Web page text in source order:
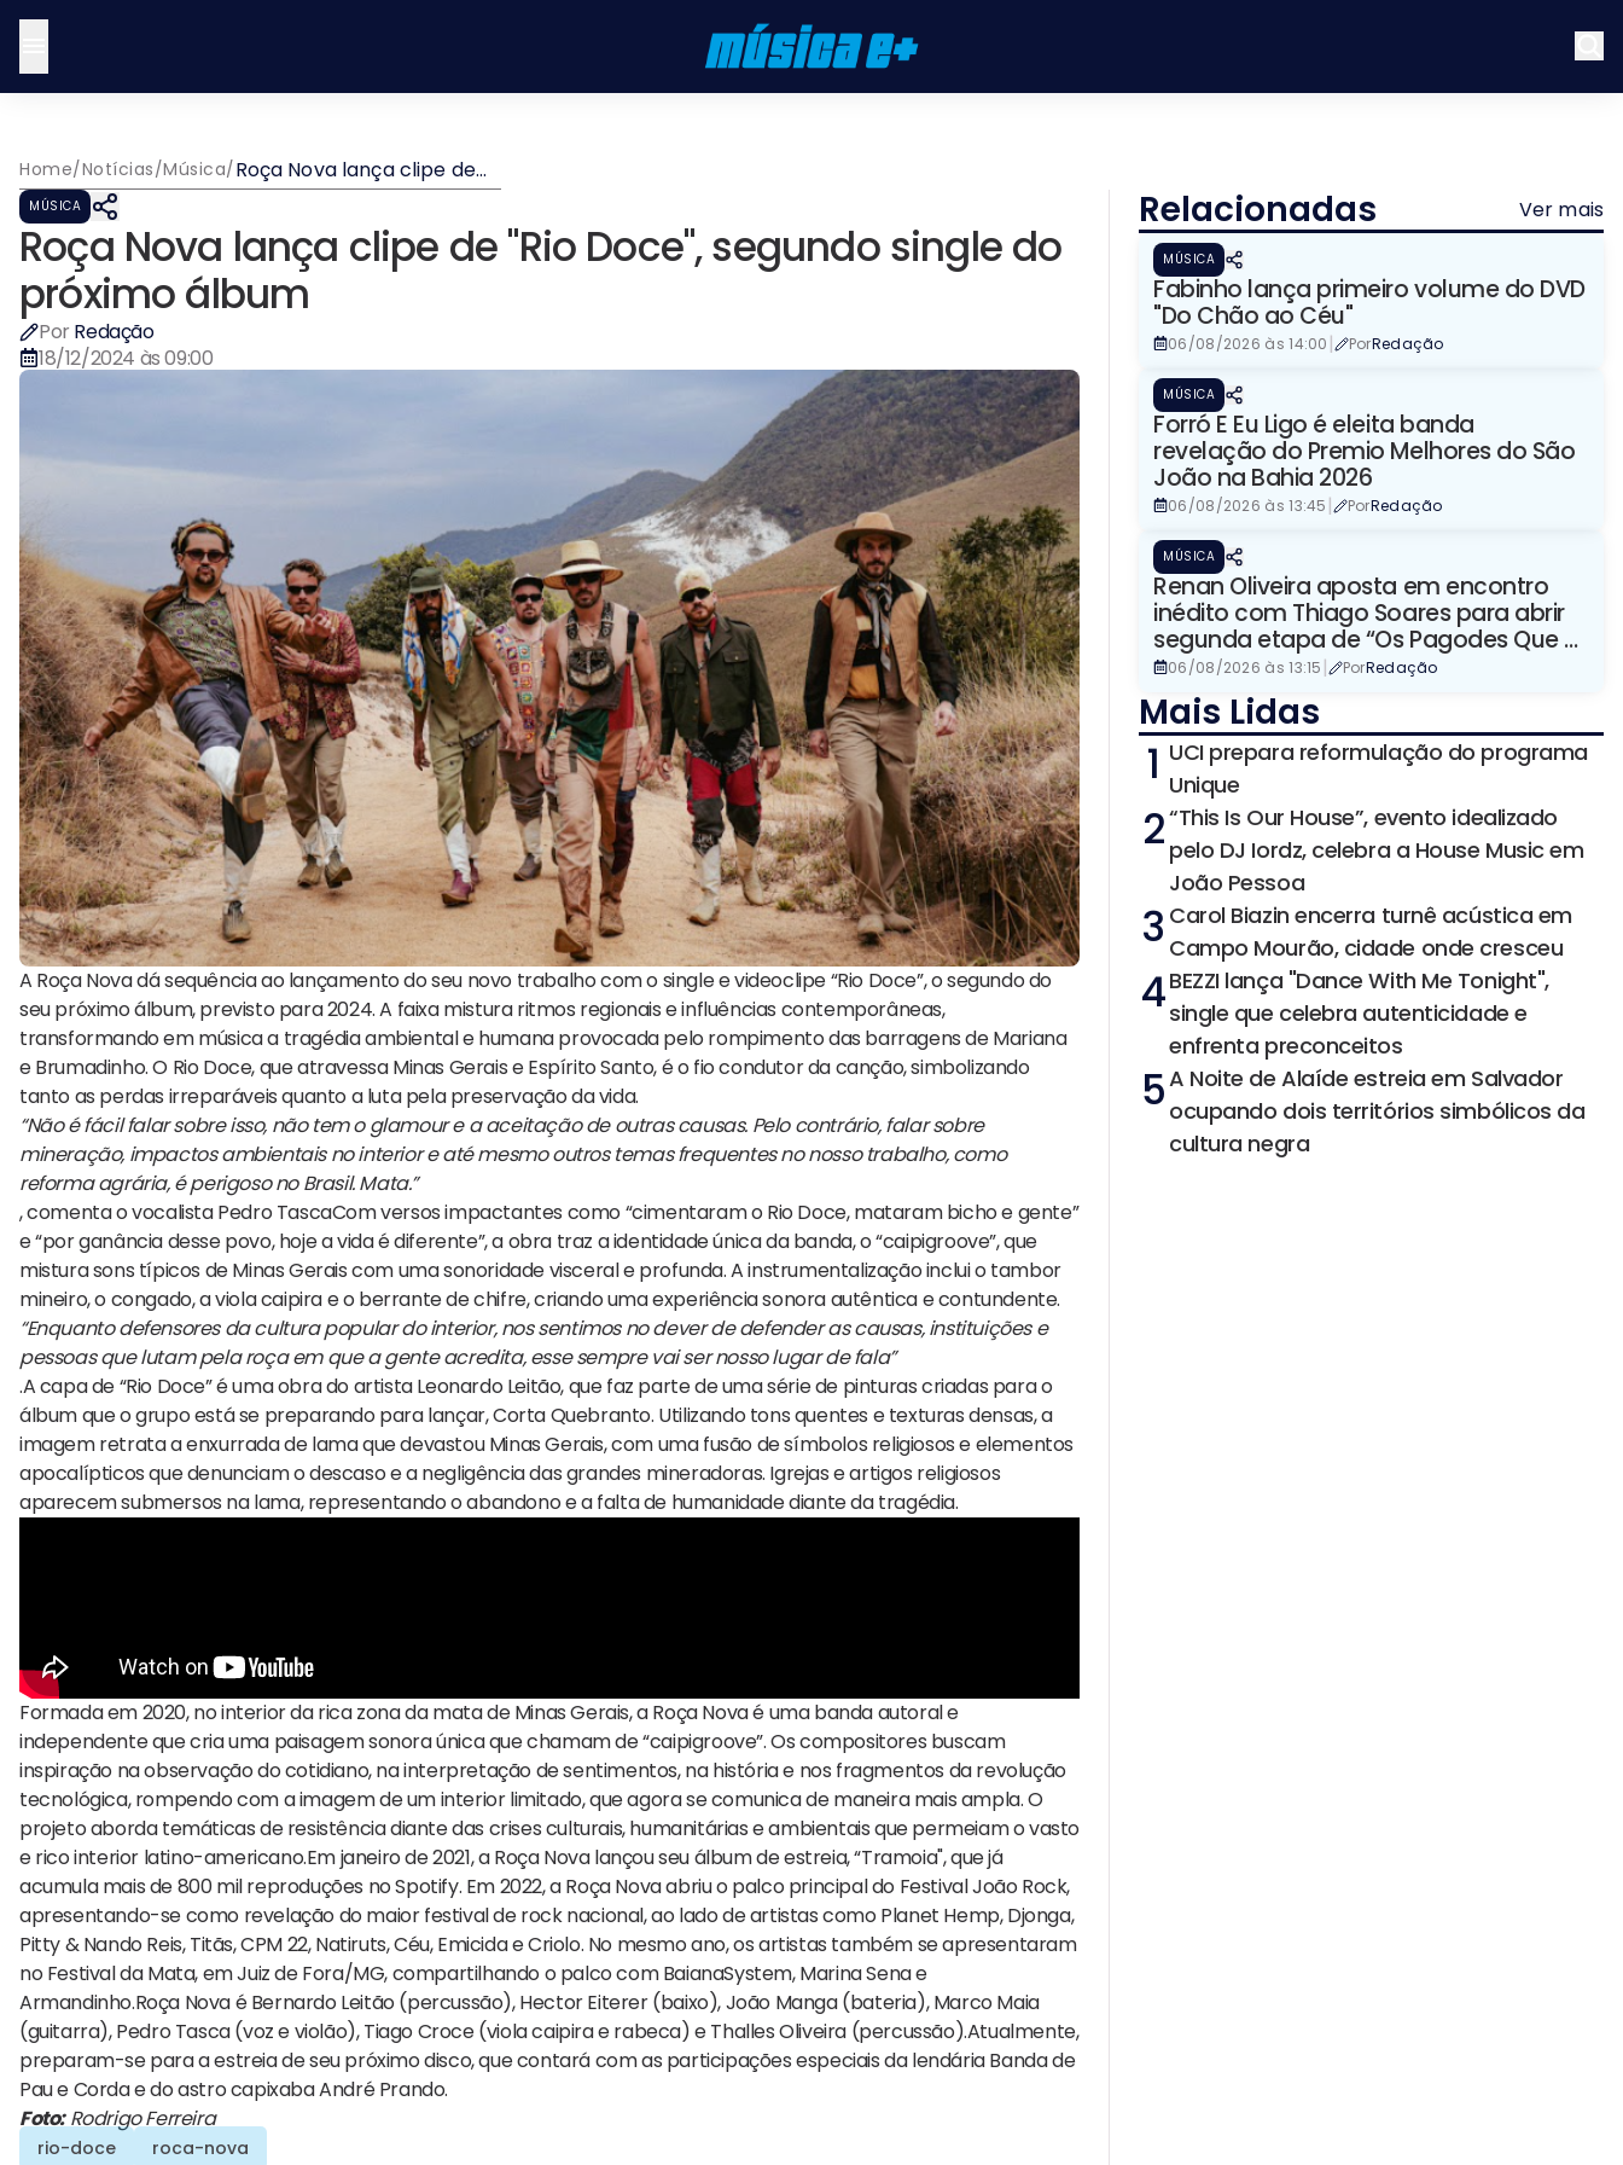
Home/Notícias/Música/Roça Nova lança clipe de
"Rio Doce", segundo single
MÚSICA
Roça Nova lança clipe de "Rio Doce", segundo single do
próximo álbum
Por Redação
18/12/2024 às 09:00
A Roça Nova dá sequência ao lançamento do seu novo trabalho com o single e videoclipe “Rio Doce”, o segundo do
seu próximo álbum, previsto para 2024. A faixa mistura ritmos regionais e influências contemporâneas,
transformando em música a tragédia ambiental e humana provocada pelo rompimento das barragens de Mariana
e Brumadinho. O Rio Doce, que atravessa Minas Gerais e Espírito Santo, é o fio condutor da canção, simbolizando
tanto as perdas irreparáveis quanto a luta pela preservação da vida.
“Não é fácil falar sobre isso, não tem o glamour e a aceitação de outras causas. Pelo contrário, falar sobre
mineração, impactos ambientais no interior e até mesmo outros temas frequentes no nosso trabalho, como
reforma agrária, é perigoso no Brasil. Mata.”
, comenta o vocalista Pedro TascaCom versos impactantes como “cimentaram o Rio Doce, mataram bicho e gente”
e “por ganância desse povo, hoje a vida é diferente”, a obra traz a identidade única da banda, o “caipigroove”, que
mistura sons típicos de Minas Gerais com uma sonoridade visceral e profunda. A instrumentalização inclui o tambor
mineiro, o congado, a viola caipira e o berrante de chifre, criando uma experiência sonora autêntica e contundente.
“Enquanto defensores da cultura popular do interior, nos sentimos no dever de defender as causas, instituições e
pessoas que lutam pela roça em que a gente acredita, esse sempre vai ser nosso lugar de fala”
.A capa de “Rio Doce” é uma obra do artista Leonardo Leitão, que faz parte de uma série de pinturas criadas para o
álbum que o grupo está se preparando para lançar, Corta Quebranto. Utilizando tons quentes e texturas densas, a
imagem retrata a enxurrada de lama que devastou Minas Gerais, com uma fusão de símbolos religiosos e elementos
apocalípticos que denunciam o descaso e a negligência das grandes mineradoras. Igrejas e artigos religiosos
aparecem submersos na lama, representando o abandono e a falta de humanidade diante da tragédia.
Formada em 2020, no interior da rica zona da mata de Minas Gerais, a Roça Nova é uma banda autoral e
independente que cria uma paisagem sonora única que chamam de “caipigroove”. Os compositores buscam
inspiração na observação do cotidiano, na interpretação de sentimentos, na história e nos fragmentos da revolução
tecnológica, rompendo com a imagem de um interior limitado, que agora se comunica de maneira mais ampla. O
projeto aborda temáticas de resistência diante das crises culturais, humanitárias e ambientais que permeiam o vasto
e rico interior latino-americano.Em janeiro de 2021, a Roça Nova lançou seu álbum de estreia, “Tramoia", que já
acumula mais de 800 mil reproduções no Spotify. Em 2022, a Roça Nova abriu o palco principal do Festival João Rock,
apresentando-se como revelação do maior festival de rock nacional, ao lado de artistas como Planet Hemp, Djonga,
Pitty & Nando Reis, Titãs, CPM 22, Natiruts, Céu, Emicida e Criolo. No mesmo ano, os artistas também se apresentaram
no Festival da Mata, em Juiz de Fora/MG, compartilhando o palco com BaianaSystem, Marina Sena e
Armandinho.Roça Nova é Bernardo Leitão (percussão), Hector Eiterer (baixo), João Manga (bateria), Marco Maia
(guitarra), Pedro Tasca (voz e violão), Tiago Croce (viola caipira e rabeca) e Thalles Oliveira (percussão).Atualmente,
preparam-se para a estreia de seu próximo disco, que contará com as participações especiais da lendária Banda de
Pau e Corda e do astro capixaba André Prando.
Foto:Rodrigo Ferreira
rio-doce roca-nova
Relacionadas Ver mais
MÚSICA
Fabinho lança primeiro volume do DVD
"Do Chão ao Céu"
06/08/2026 às 14:00 | PorRedação
MÚSICA
Forró E Eu Ligo é eleita banda
revelação do Premio Melhores do São
João na Bahia 2026
06/08/2026 às 13:45 | PorRedação
MÚSICA
Renan Oliveira aposta em encontro
inédito com Thiago Soares para abrir
segunda etapa de “Os Pagodes Que A
Gente Gosta”
06/08/2026 às 13:15 | PorRedação
Mais Lidas
1 UCI prepara reformulação do programa
Unique
2“This Is Our House”, evento idealizado
pelo DJ Iordz, celebra a House Music em
João Pessoa
3 Carol Biazin encerra turnê acústica em
Campo Mourão, cidade onde cresceu
4BEZZI lança "Dance With Me Tonight",
single que celebra autenticidade e
enfrenta preconceitos
5A Noite de Alaíde estreia em Salvador
ocupando dois territórios simbólicos da
cultura negra